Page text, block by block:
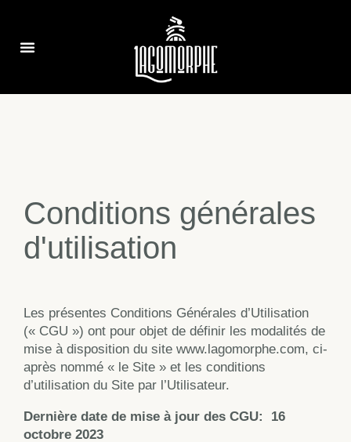
Conditions générales
d'utilisation
Les présentes Conditions Générales d’Utilisation
(« CGU ») ont pour objet de définir les modalités de
mise à disposition du site www.lagomorphe.com, ci-
après nommé « le Site » et les conditions
d’utilisation du Site par l’Utilisateur.
Dernière date de mise à jour des CGU:
16
octobre 2023